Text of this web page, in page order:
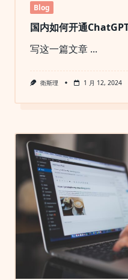
Blog
国内如何开通
写这一篇文章 ...
衛斯理 1 月 12, 2024